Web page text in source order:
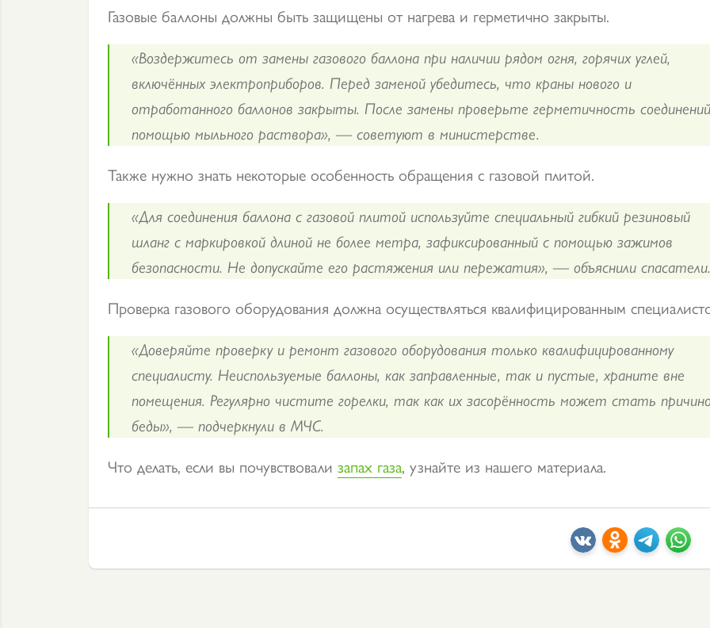
Газовые баллоны должны быть защищены от нагрева и герметично закрыты.
«Воздержитесь от замены газового баллона при наличии рядом огня, горячих углей,
включённых электроприборов. Перед заменой убедитесь, что краны нового и
отработанного баллонов закрыты. После замены проверьте герметичность
помощью мыльного раствора», — советуют в министерстве.
Также нужно знать некоторые особенность обращения с газовой плитой.
«Для соединения баллона с газовой плитой используйте специальный гибкий резиновый
шланг с маркировкой длиной не более метра, зафиксированный с помощью зажимов
безопасности. Не допускайте его растяжения или пережатия», — объяснили спасатели.
Проверка газового оборудования должна осуществляться квалифицированным
«Доверяйте проверку и ремонт газового оборудования только квалифицированному
специалисту. Неиспользуемые баллоны, как заправленные, так и пустые, храните вне
помещения. Регулярно чистите горелки, так как их засорённость может стать
беды», — подчеркнули в МЧС.
Что делать, если вы почувствовали запах газа, узнайте из нашего материала.